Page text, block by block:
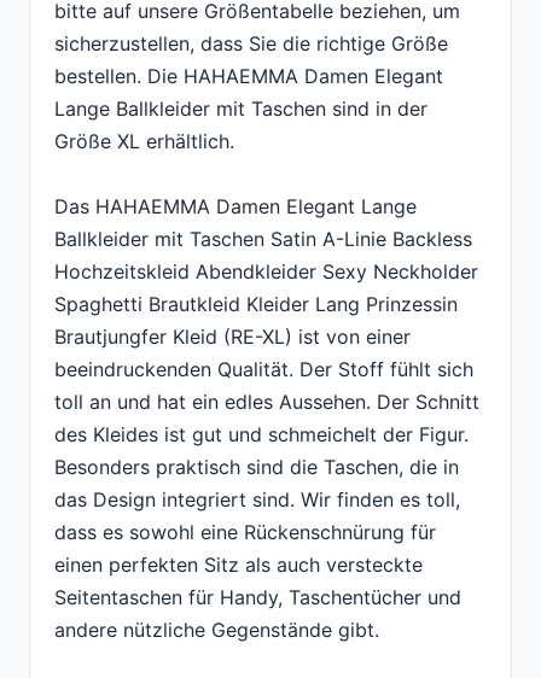
bitte auf unsere Größentabelle beziehen, um
sicherzustellen, dass Sie die richtige Größe
bestellen. Die HAHAEMMA Damen Elegant
Lange Ballkleider mit Taschen sind in der
Größe XL erhältlich.
Das HAHAEMMA Damen Elegant Lange
Ballkleider mit Taschen Satin A-Linie Backless
Hochzeitskleid Abendkleider Sexy Neckholder
Spaghetti Brautkleid Kleider Lang Prinzessin
Brautjungfer Kleid (RE-XL) ist von einer
beeindruckenden Qualität. Der Stoff fühlt sich
toll an und hat ein edles Aussehen. Der Schnitt
des Kleides ist gut und schmeichelt der Figur.
Besonders praktisch sind die Taschen, die in
das Design integriert sind. Wir finden es toll,
dass es sowohl eine Rückenschnürung für
einen perfekten Sitz als auch versteckte
Seitentaschen für Handy, Taschentücher und
andere nützliche Gegenstände gibt.